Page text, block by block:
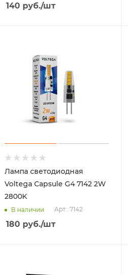
140 руб./шт
Лампа светодиодная
Voltega Capsule G4 7142 2W
2800K
В наличии Арт.: 7142
180 руб./шт